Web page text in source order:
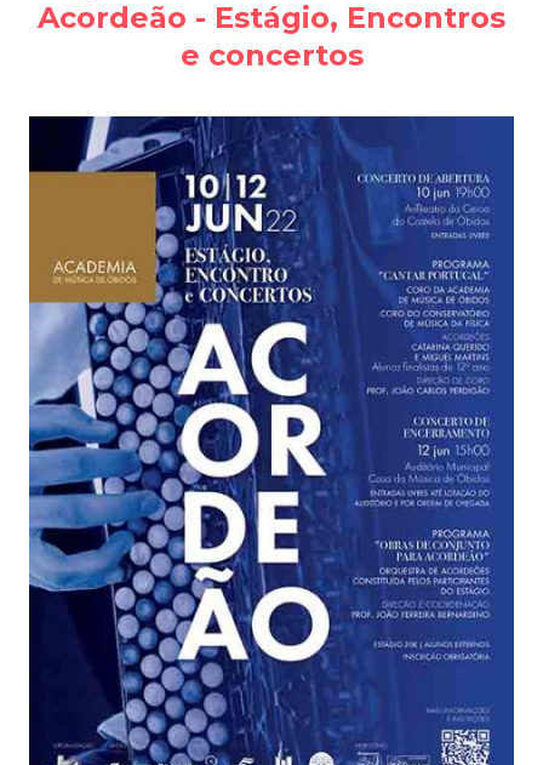
Acordeão - Estágio, Encontros
e concertos